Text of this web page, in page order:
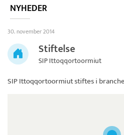
NYHEDER
30. november 2014
Stiftelse
SIP Ittoqqortoormiut
SIP Ittoqqortoormiutstiftes i